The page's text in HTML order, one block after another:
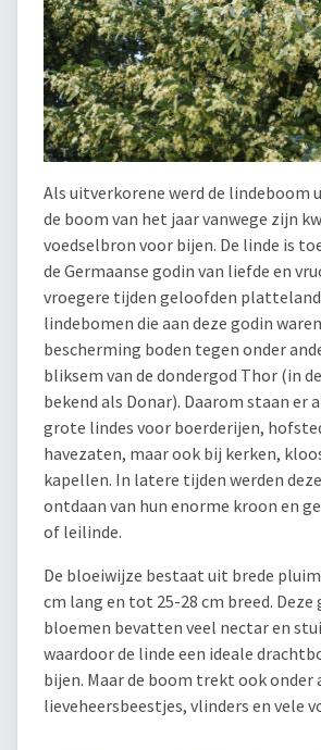
Als uitverkorene werd de lindeboom
de boom van het jaar vanwege zijn
voedselbron voor bijen. De linde is
de Germaanse godin van liefde en
vroegere tijden geloofden
lindebomen die aan deze godin
bescherming boden tegen onder
bliksem van de dondergod Thor (in
bekend als Donar). Daarom staan er
grote lindes voor boerderijen,
havezaten, maar ook bij kerken,
kapellen. In latere tijden werden
ontdaan van hun enorme kroon en
of leilinde.
De bloeiwijze bestaat uit brede
cm lang en tot 25-28 cm breed. Deze
bloemen bevatten veel nectar en
waardoor de linde een ideale
bijen. Maar de boom trekt ook onder
lieveheersbeestjes, vlinders en vele